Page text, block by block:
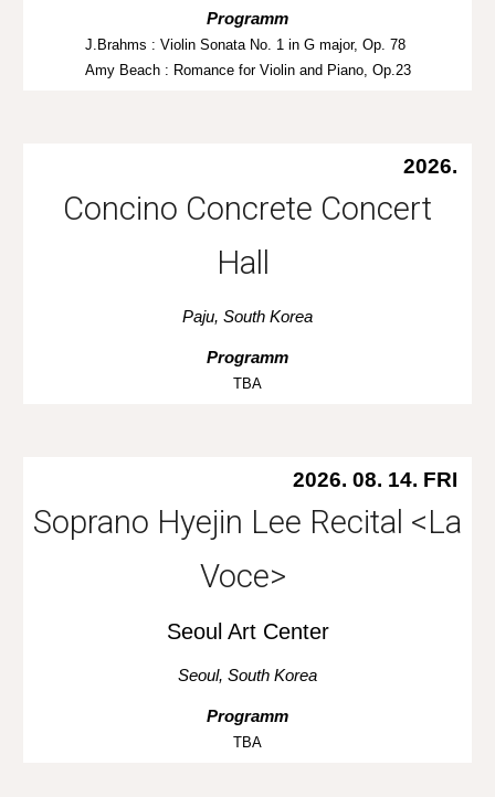
Programm
J.Brahms : Violin Sonata No. 1 in G major, Op. 78
Amy Beach : Romance for Violin and Piano, Op.23
2026.
Concino Concrete Concert
Hall
Paju, South Korea
Programm
TBA
2026. 08. 14. FRI
Soprano Hyejin Lee Recital <La
Voce>
Seoul Art Center
Seoul, South Korea
Programm
TBA